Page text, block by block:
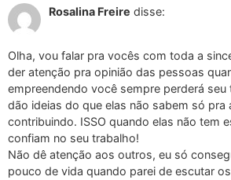
Rosalina Freire disse:
Olha, vou falar pra vocês com toda a
der atenção pra opinião das pessoas
empreendendo você sempre perderá
dão ideias do que elas não sabem só pra
contribuindo. ISSO quando elas não tem
confiam no seu trabalho!
Não dê atenção aos outros, eu só
pouco de vida quando parei de escutar